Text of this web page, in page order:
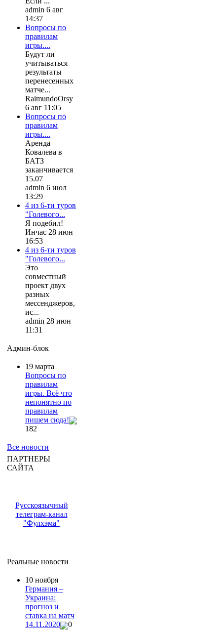
admin 6 авг
14:37
Вопросы по
правилам
игры....
Будут ли
учитываться
результаты
перенесенных
матче...
RaimundoOrsy
6 авг 11:05
Вопросы по
правилам
игры....
Аренда
Ковалева в
БАТЗ
заканчивается
15.07
admin 6 июл
13:29
4 из 6-ти туров
"Голевого...
Я подебил!
Инчас 28 июн
16:53
4 из 6-ти туров
"Голевого...
Это
совместный
проект двух
разных
мессенджеров,
ис...
admin 28 июн
11:31
Админ-блок
19 марта
Вопросы по
правилам
игры. Всё что
непонятно по
правилам
пишем сюда!
182
Все новости
ПАРТНЕРЫ
САЙТА
Русскоязычный
телеграм-канал
"Фулхэма"
Реальные новости
10 ноября
Германия –
Украина:
прогноз и
ставка на матч
14.11.2020
0